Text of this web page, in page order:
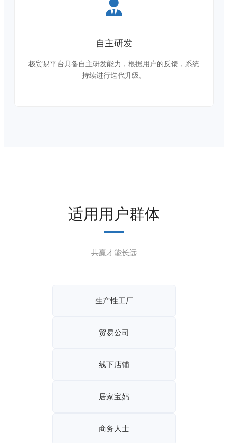
自主研发
极贸易平台具备自主研发能力，根据用户的反馈，系统
持续进行迭代升级。
适用用户群体
共赢才能长远
生产性工厂
贸易公司
线下店铺
居家宝妈
商务人士